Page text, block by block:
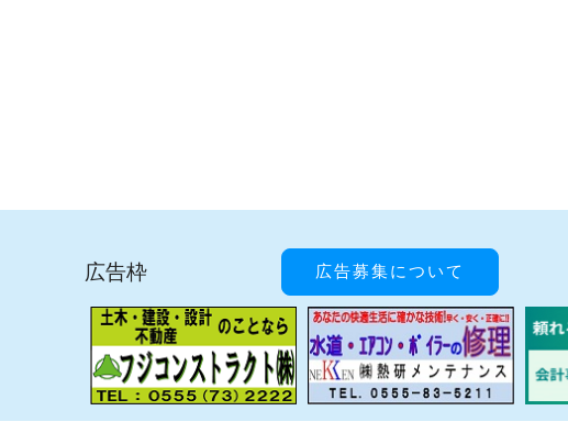
広告枠 広告募集について